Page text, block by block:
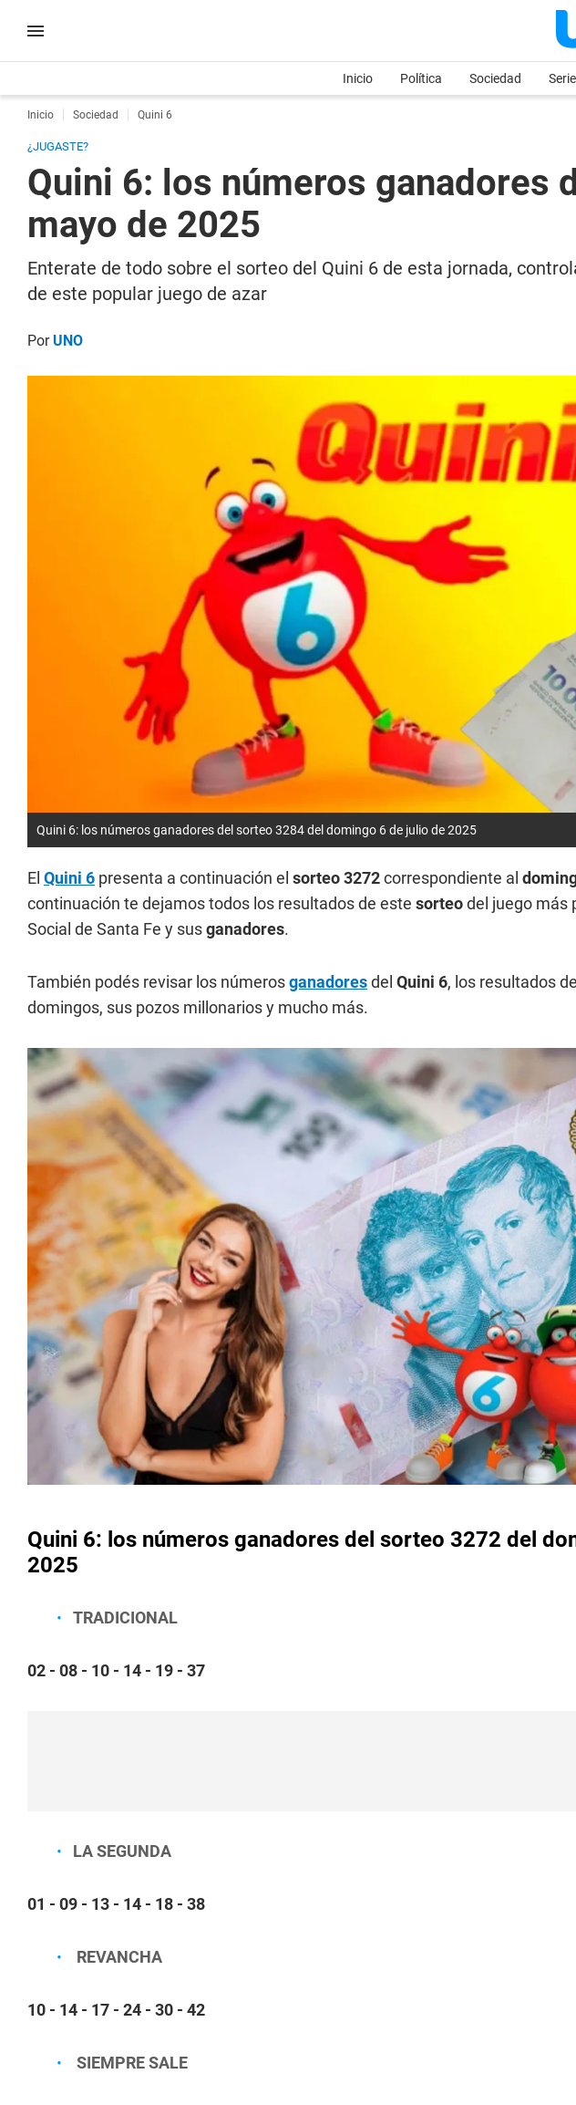
Inicio Política Sociedad
Inicio Sociedad Quini 6
¿JUGASTE?
Quini 6: los números ganadores
mayo de 2025
Enterate de todo sobre el sorteo del Quini 6 de esta jornada,
de este popular juego de azar
PorUNO
Quini 6: los números ganadores del sorteo 3284 del domingo 6 de julio de 2025
El Quini 6 presenta a continuación el sorteo 3272correspondiente al
continuación te dejamos todos los resultados de este sorteodel juego más
Social de Santa Fe y susganadores.
También podés revisar los númerosganadoresdel Quini 6, los resultados
domingos, sus pozos millonarios y mucho más.
Quini 6: los números ganadores del sorteo 3272 del
2025
TRADICIONAL
02 - 08 - 10 - 14 - 19 - 37
LA SEGUNDA
01 - 09 - 13 - 14 - 18 - 38
REVANCHA
10 - 14 - 17 - 24 - 30 - 42
SIEMPRE SALE